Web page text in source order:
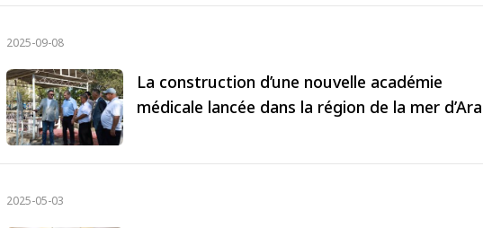
2025-09-08
La construction d’une nouvelle académie
médicale lancée dans la région de la mer
2025-05-03